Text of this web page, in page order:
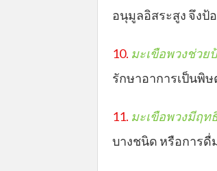
อนุมูลอิสระสูง จึงป้
10. มะเขือพวงช่วย
รักษาอาการเป็นพิ
11. มะเขือพวงมีฤท
บางชนิด หรือการ